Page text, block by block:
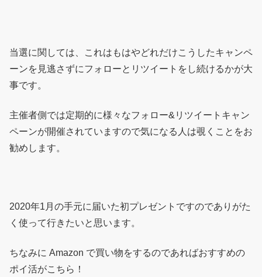
当選に関しては、これはもはやどれだけこうしたキャンペ
ーンを見逃さずにフォローとリツイートをし続けるかが大
事です。
主催者側では定期的に様々なフォロー&リツイートキャン
ペーンが開催されていますので気になる人は覗くことをお
勧めします。
2020年1月の手元に届いた初プレゼントですのでありがた
く使って行きたいと思います。
ちなみに Amazon で買い物をするのであればおすすめの
ポイ活がこちら！